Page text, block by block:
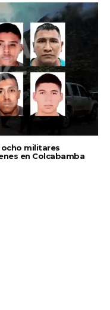
ocho militares
en Colcabamba